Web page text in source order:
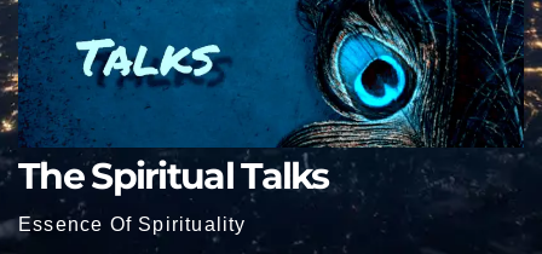
The Spiritual Talks
Essence Of Spirituality